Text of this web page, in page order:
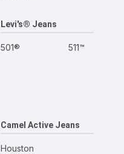
Levi's® Jeans
501® 511™
Camel Active Jeans
Houston